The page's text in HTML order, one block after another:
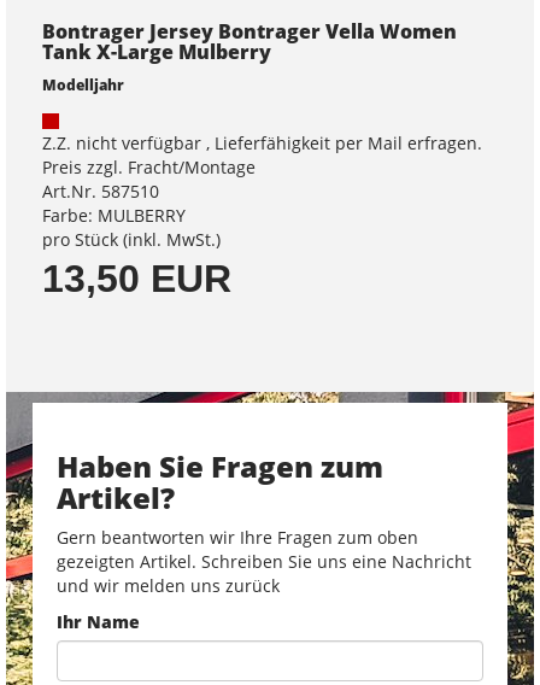
Bontrager Jersey Bontrager Vella Women
Tank X-Large Mulberry
Modelljahr
Z.Z. nicht verfügbar , Lieferfähigkeit per Mail erfragen.
Preis zzgl. Fracht/Montage
Art.Nr. 587510
Farbe: MULBERRY
pro Stück (inkl. MwSt.)
13,50 EUR
Haben Sie Fragen zum
Artikel?
Gern beantworten wir Ihre Fragen zum oben
gezeigten Artikel. Schreiben Sie uns eine Nachricht
und wir melden uns zurück
Ihr Name